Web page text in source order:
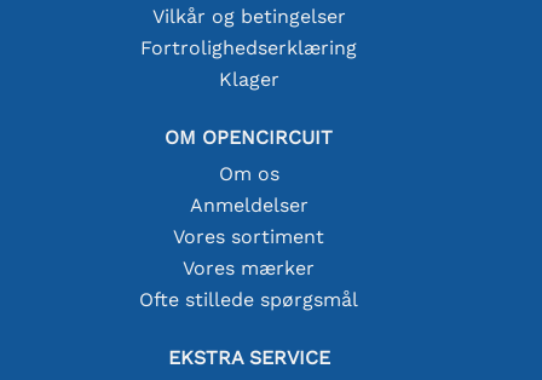
Vilkår og betingelser
Fortrolighedserklæring
Klager
OM OPENCIRCUIT
Om os
Anmeldelser
Vores sortiment
Vores mærker
Ofte stillede spørgsmål
EKSTRA SERVICE